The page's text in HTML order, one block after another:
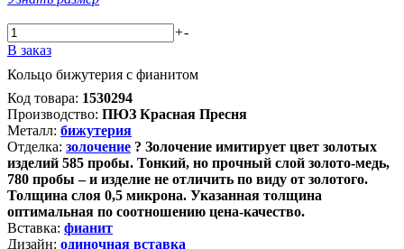
+-
В заказ
Кольцо бижутерия с фианитом
Код товара: 1530294
Производство: ПЮЗ Красная Пресня
Металл: бижутерия
Отделка: золочение ? Золочение имитирует цвет золотых
изделий 585 пробы. Тонкий, но прочный слой золото-медь,
780 пробы – и изделие не отличить по виду от золотого.
Толщина слоя 0,5 микрона. Указанная толщина
оптимальная по соотношению цена-качество.
Вставка: фианит
Дизайн: одиночная вставка